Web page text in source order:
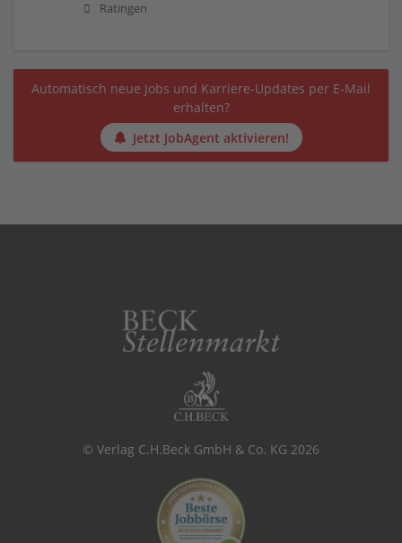
Ratingen
Automatisch neue Jobs und Karriere-Updates per E-Mail
erhalten?
Jetzt JobAgent aktivieren!
© Verlag C.H.Beck GmbH & Co. KG 2026